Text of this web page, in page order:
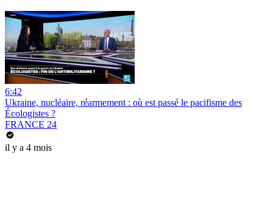
6:42
Ukraine, nucléaire, réarmement : où est passé le pacifisme des
Écologistes ?
FRANCE 24
il y a 4 mois